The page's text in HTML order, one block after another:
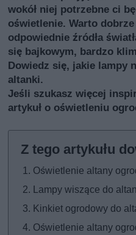
wokół niej potrzebne ci
oświetlenie. Warto
odpowiednie źródła
się bajkowym, bardzo
Dowiedz się, jakie lampy
altanki.
Jeśli szukasz więcej
artykuł o oświetleniu
Oświetlenie altany
Lampy wiszące do
Kinkiet ogrodowy do
Oświetlenie altany